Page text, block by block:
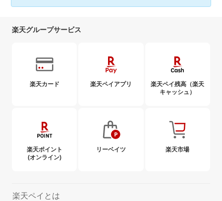
楽天グループサービス
楽天カード 楽天ペイアプリ
楽天ペイ残高（楽天
キャッシュ）
楽天ポイント
(オンライン)
リーベイツ 楽天市場
楽天ペイとは